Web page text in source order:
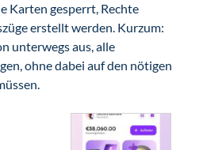
Karten gesperrt, Rechte
erstellt werden. Kurzum:
unterwegs aus, alle
ohne dabei auf den nötigen